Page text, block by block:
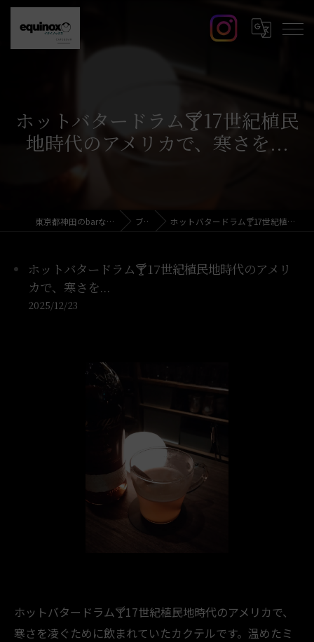
ホットバタードラム🍸️17世紀植民
地時代のアメリカで、寒さを...
東京都神田のbarならcafe&bar equinox ブログ ホットバタードラム🍸️17世紀植民地時代のアメリカで、寒さを...
ホットバタードラム🍸️17世紀植民地時代のアメリ
カで、寒さを...
2025/12/23
ホットバタードラム🍸️17世紀植民地時代のアメリカで、
寒さを凌ぐために飲まれていたカクテルです。温めたミ